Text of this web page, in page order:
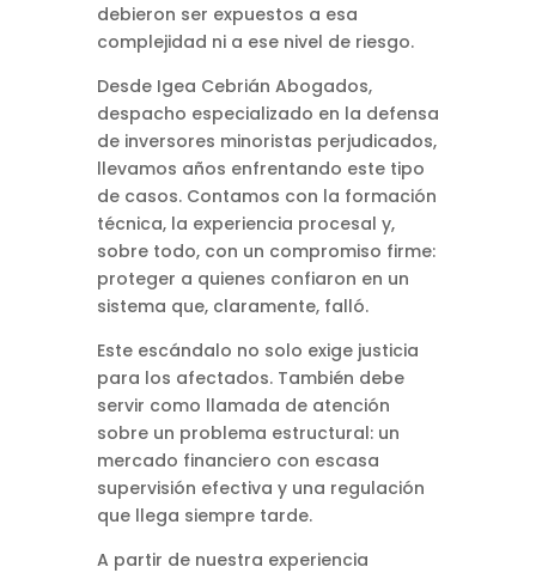
debieron ser expuestos a esa
complejidad ni a ese nivel de riesgo.
Desde Igea Cebrián Abogados,
despacho especializado en la defensa
de inversores minoristas perjudicados,
llevamos años enfrentando este tipo
de casos. Contamos con la formación
técnica, la experiencia procesal y,
sobre todo, con un compromiso firme:
proteger a quienes confiaron en un
sistema que, claramente, falló.
Este escándalo no solo exige justicia
para los afectados. También debe
servir como llamada de atención
sobre un problema estructural: un
mercado financiero con escasa
supervisión efectiva y una regulación
que llega siempre tarde.
A partir de nuestra experiencia